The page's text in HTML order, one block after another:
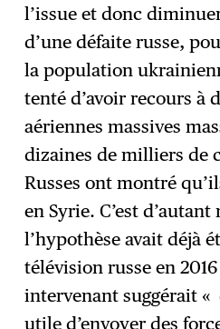
l’issue et donc
d’une défaite russe,
la population
tenté d’avoir recours à
aériennes massives
dizaines de milliers de
Russes ont montré
en Syrie. C’est
l’hypothèse avait déjà
télévision russe en
intervenant suggérait «
utile d’envoyer des